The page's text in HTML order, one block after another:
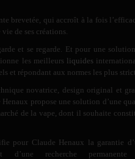
brevetée, qui accroît à la fois
de ses créations.
et se regarde. Et pour une
les meilleurs liquides
et répondant aux normes les plus
novatrice, design original et
propose une solution d’une
de la vape, dont il souhaite
pour Claude Henaux la garantie
d’une recherche permanente